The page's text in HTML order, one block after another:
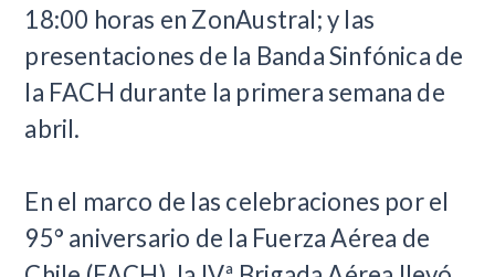
18:00 horas en ZonAustral; y las
presentaciones de la Banda Sinfónica de
la FACH durante la primera semana de
abril.
En el marco de las celebraciones por el
95° aniversario de la Fuerza Aérea de